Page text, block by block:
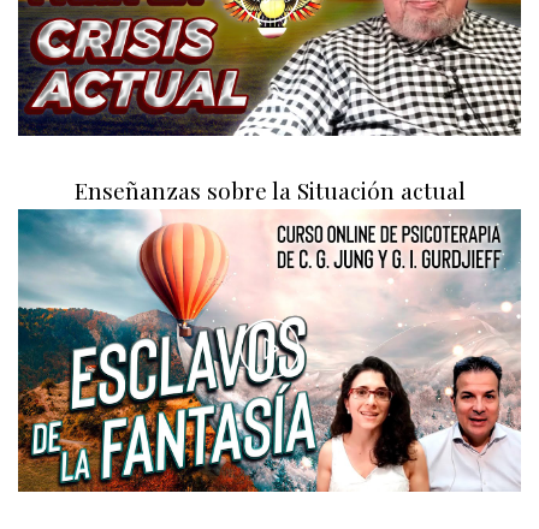
Play
Video
Enseñanzas sobre la Situación actual
Play
Video